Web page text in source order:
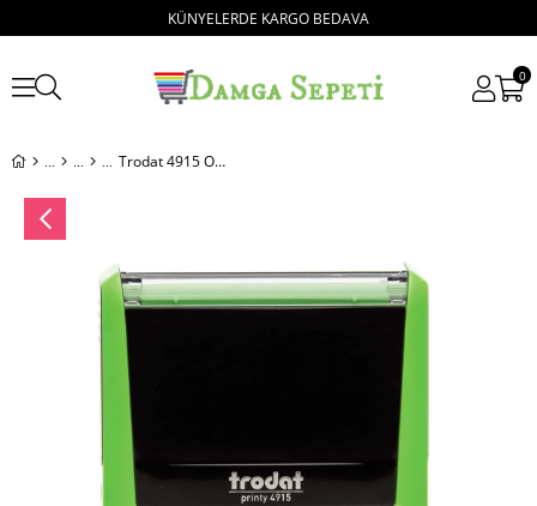
KÜNYELERDE KARGO BEDAVA
0
Trodat 4915 Otomatik Kaşe